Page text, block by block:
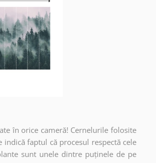
în orice cameră! Cernelurile folosite
indică faptul că procesul respectă cele
sunt unele dintre puținele de pe